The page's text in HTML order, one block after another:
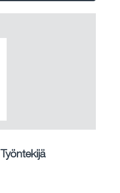
Työntekijä